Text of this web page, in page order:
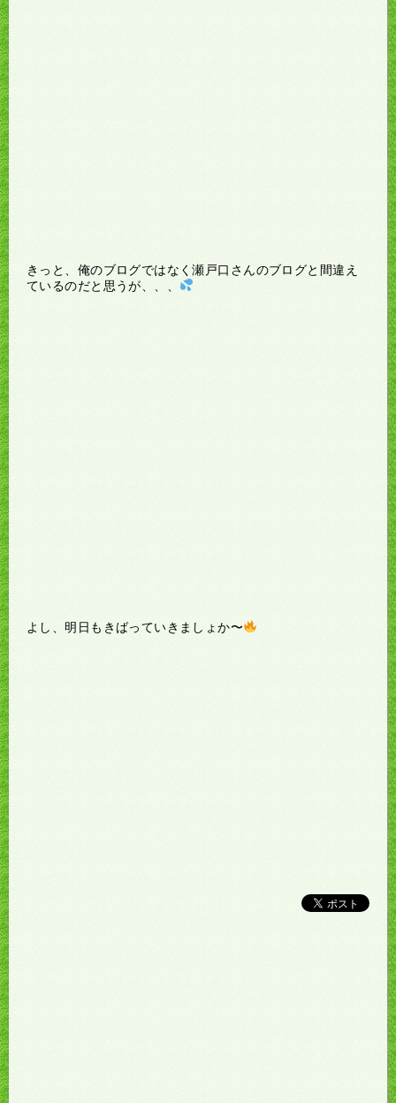
きっと、俺のブログではなく瀬戸口さんのブログと間違え
ているのだと思うが、、、
よし、明日もきばっていきましょか〜